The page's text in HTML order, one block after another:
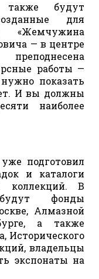
будут
для
«Жемчужина
— в центре
работы —
показать
И вы должны
наиболее
подготовил
и каталоги
коллекций. В
фонды
Алмазной
а также
Исторического
владельцы
экспонаты на